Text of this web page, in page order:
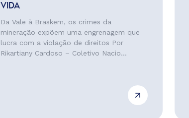
VIDA
Da Vale à Braskem, os crimes da
mineração expõem uma engrenagem que
lucra com a violação de direitos Por
Rikartiany Cardoso – Coletivo Nacio...